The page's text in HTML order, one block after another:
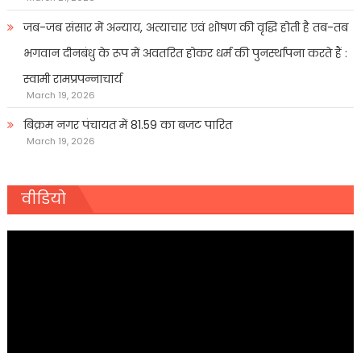
जब-जब संसार में अन्याय, अत्याचार एवं शोषण की वृद्धि होती है तब-तब
भगवान दीनबंधु के रूप में अवतरित होकर धर्म की पुनर्स्थापना करते हैं :
स्वामी रामप्रपन्नाचार्य
March 19, 2026
बिक्रम नगर पंचायत में 81.59 का बजट पारित
March 19, 2026
वीडियो